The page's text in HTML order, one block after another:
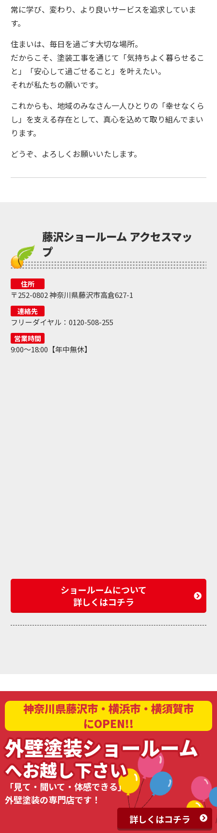
常に学び、変わり、より良いサービスを追求していま
す。
住まいは、毎日を過ごす大切な場所。
だからこそ、塗装工事を通じて「気持ちよく暮らせるこ
と」「安心して過ごせること」を叶えたい。
それが私たちの願いです。
これからも、地域のみなさん一人ひとりの「幸せなくら
し」を支える存在として、真心を込めて取り組んでまい
ります。
どうぞ、よろしくお願いいたします。
藤沢ショールーム アクセスマッ
プ
住所
〒252-0802 神奈川県藤沢市高倉627-1
連絡先
フリーダイヤル：0120-508-255
営業時間
9:00～18:00【年中無休】
ショールームについて
詳しくはコチラ
神奈川県藤沢市・横浜市・横須賀市
にOPEN!!
外壁塗装ショールーム
へお越し下さい
「見て・聞いて・体感できる」
外壁塗装の専門店です！
詳しくはコチラ